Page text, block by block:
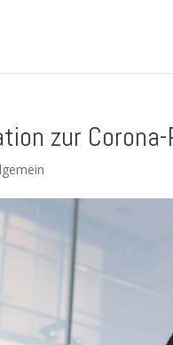
zur Corona-